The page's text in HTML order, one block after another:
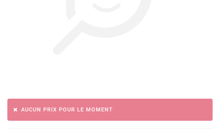
AUCUN PRIX POUR LE MOMENT